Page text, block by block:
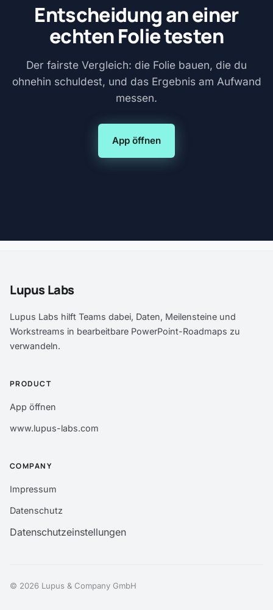
Entscheidung an einer
echten Folie testen
Der fairste Vergleich: die Folie bauen, die du
ohnehin schuldest, und das Ergebnis am Aufwand
messen.
App öffnen
Lupus Labs
Lupus Labs hilft Teams dabei, Daten, Meilensteine und
Workstreams in bearbeitbare PowerPoint-Roadmaps zu
verwandeln.
PRODUCT
App öffnen
www.lupus-labs.com
COMPANY
Impressum
Datenschutz
Datenschutzeinstellungen
© 2026 Lupus & Company GmbH